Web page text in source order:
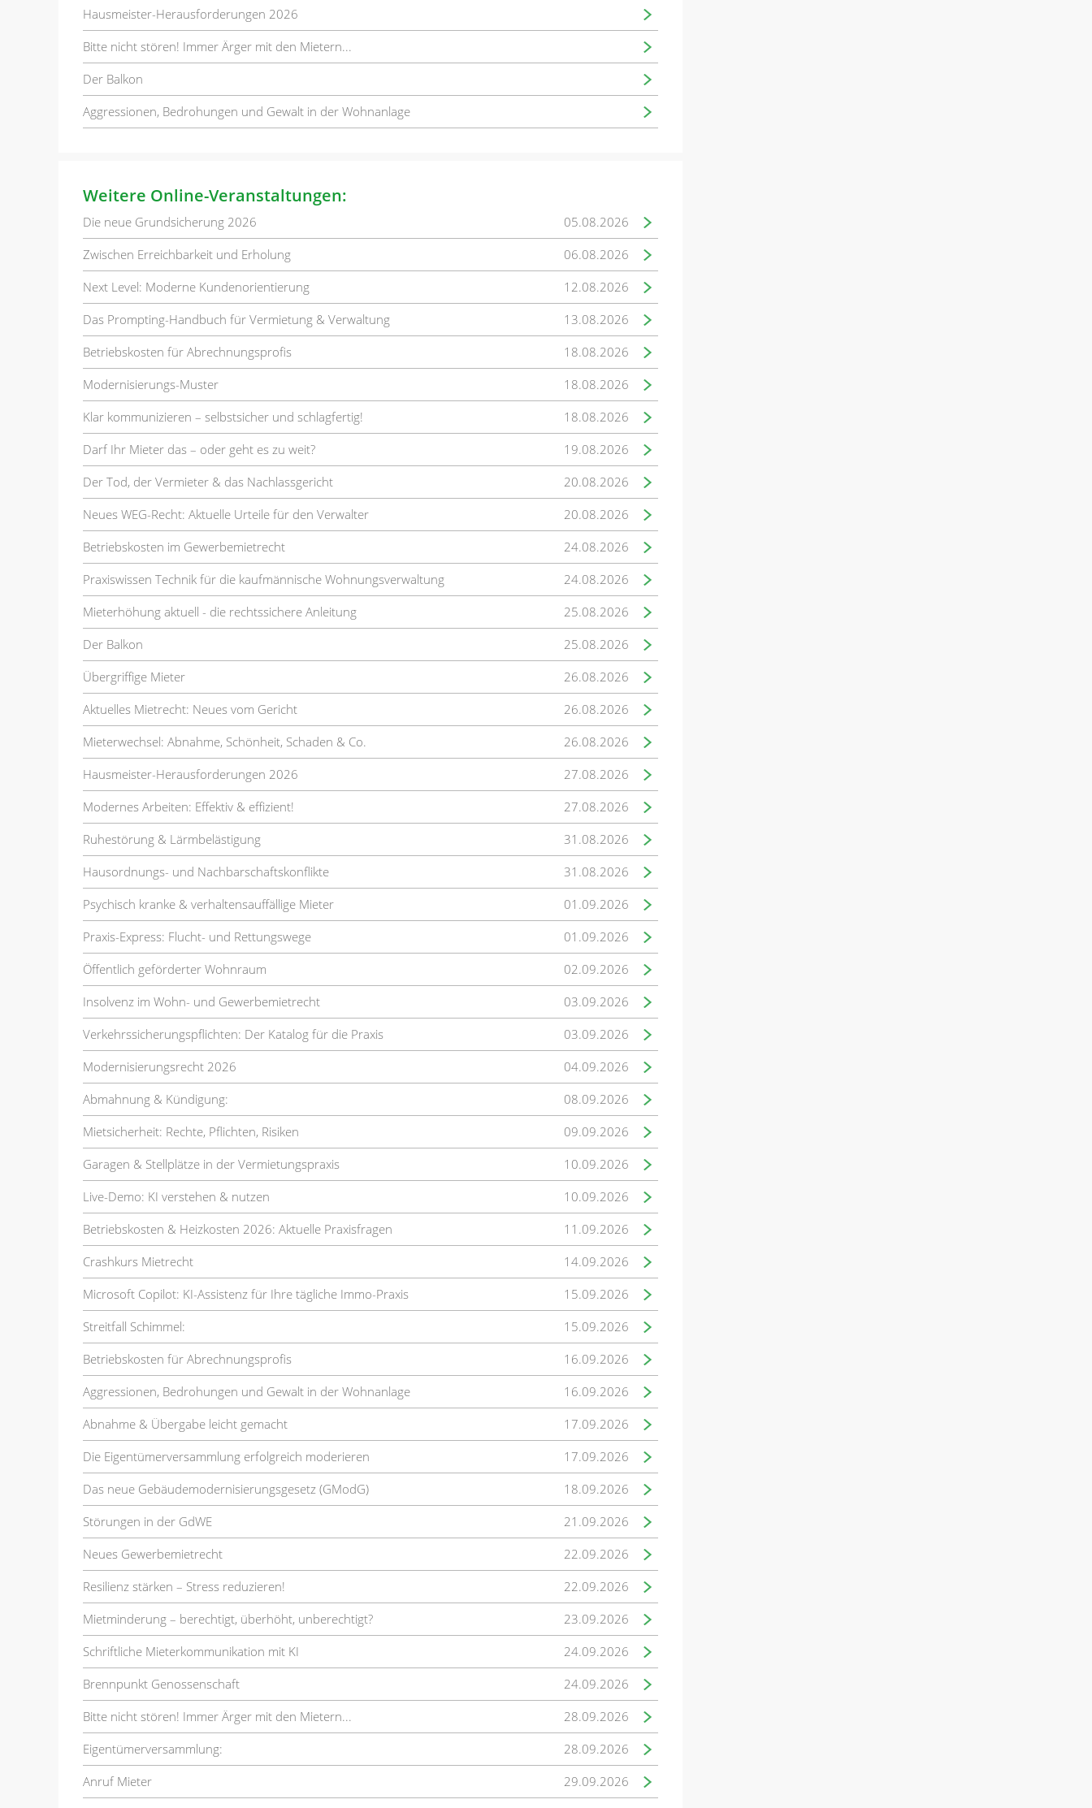
Hausmeister-Herausforderungen 2026
Bitte nicht stören! Immer Ärger mit den Mietern...
Der Balkon
Aggressionen, Bedrohungen und Gewalt in der Wohnanlage
Weitere Online-Veranstaltungen:
Die neue Grundsicherung 2026
05.08.2026
Zwischen Erreichbarkeit und Erholung
06.08.2026
Next Level: Moderne Kundenorientierung
12.08.2026
Das Prompting-Handbuch für Vermietung & Verwaltung
13.08.2026
Betriebskosten für Abrechnungsprofis
18.08.2026
Modernisierungs-Muster
18.08.2026
Klar kommunizieren – selbstsicher und schlagfertig!
18.08.2026
Darf Ihr Mieter das – oder geht es zu weit?
19.08.2026
Der Tod, der Vermieter & das Nachlassgericht
20.08.2026
Neues WEG-Recht: Aktuelle Urteile für den Verwalter
20.08.2026
Betriebskosten im Gewerbemietrecht
24.08.2026
Praxiswissen Technik für die kaufmännische Wohnungsverwaltung
24.08.2026
Mieterhöhung aktuell - die rechtssichere Anleitung
25.08.2026
Der Balkon
25.08.2026
Übergriffige Mieter
26.08.2026
Aktuelles Mietrecht: Neues vom Gericht
26.08.2026
Mieterwechsel: Abnahme, Schönheit, Schaden & Co.
26.08.2026
Hausmeister-Herausforderungen 2026
27.08.2026
Modernes Arbeiten: Effektiv & effizient!
27.08.2026
Ruhestörung & Lärmbelästigung
31.08.2026
Hausordnungs- und Nachbarschaftskonflikte
31.08.2026
Psychisch kranke & verhaltensauffällige Mieter
01.09.2026
Praxis-Express: Flucht- und Rettungswege
01.09.2026
Öffentlich geförderter Wohnraum
02.09.2026
Insolvenz im Wohn- und Gewerbemietrecht
03.09.2026
Verkehrssicherungspflichten: Der Katalog für die Praxis
03.09.2026
Modernisierungsrecht 2026
04.09.2026
Abmahnung & Kündigung:
08.09.2026
Mietsicherheit: Rechte, Pflichten, Risiken
09.09.2026
Garagen & Stellplätze in der Vermietungspraxis
10.09.2026
Live-Demo: KI verstehen & nutzen
10.09.2026
Betriebskosten & Heizkosten 2026: Aktuelle Praxisfragen
11.09.2026
Crashkurs Mietrecht
14.09.2026
Microsoft Copilot: KI-Assistenz für Ihre tägliche Immo-Praxis
15.09.2026
Streitfall Schimmel:
15.09.2026
Betriebskosten für Abrechnungsprofis
16.09.2026
Aggressionen, Bedrohungen und Gewalt in der Wohnanlage
16.09.2026
Abnahme & Übergabe leicht gemacht
17.09.2026
Die Eigentümerversammlung erfolgreich moderieren
17.09.2026
Das neue Gebäudemodernisierungsgesetz (GModG)
18.09.2026
Störungen in der GdWE
21.09.2026
Neues Gewerbemietrecht
22.09.2026
Resilienz stärken – Stress reduzieren!
22.09.2026
Mietminderung – berechtigt, überhöht, unberechtigt?
23.09.2026
Schriftliche Mieterkommunikation mit KI
24.09.2026
Brennpunkt Genossenschaft
24.09.2026
Bitte nicht stören! Immer Ärger mit den Mietern...
28.09.2026
Eigentümerversammlung:
28.09.2026
Anruf Mieter
29.09.2026